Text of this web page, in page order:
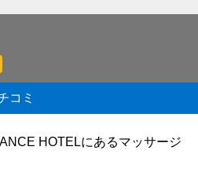
コミ
HOTELにあるマッサージ